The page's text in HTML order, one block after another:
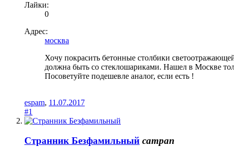
Лайки:
0
Адрес:
москва
Хочу покрасить бетонные столбики
должна быть со стеклошариками. Нашел в Москве
Посоветуйте подешевле аналог, если есть !
espam, 11.07.2017
#1
Странник Безфамильный сатрап